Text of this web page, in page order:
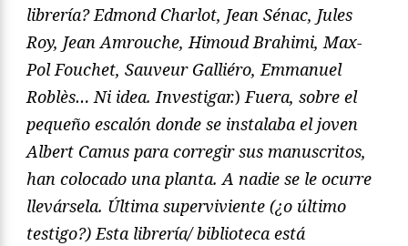
librería? Edmond Charlot, Jean Sénac, Jules
Roy, Jean Amrouche, Himoud Brahimi, Max-
Pol Fouchet, Sauveur Galliéro, Emmanuel
Roblès… Ni idea. Investigar.)Fuera, sobre el
pequeño escalón donde se instalaba el joven
Albert Camus para corregir sus manuscritos,
han colocado una planta. A nadie se le ocurre
llevársela. Última superviviente (¿o último
testigo?) Esta librería/ biblioteca está